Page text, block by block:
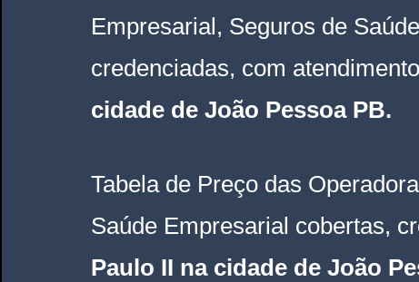
Empresarial, Seguros de
credenciadas, com
cidade de João Pessoa PB.
Tabela de Preço das
Saúde Empresarial cobertas,
Paulo II na cidade de João